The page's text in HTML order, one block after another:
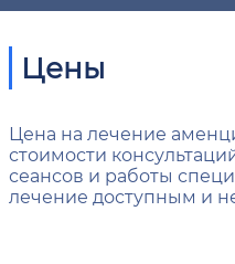
Цены
Цена на лечение
стоимости
сеансов и работы
лечение доступным и